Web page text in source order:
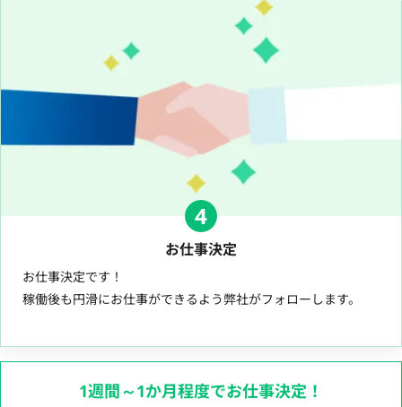
4
お仕事決定
お仕事決定です！
稼働後も円滑にお仕事ができるよう弊社がフォローします。
1週間～1か月程度でお仕事決定！